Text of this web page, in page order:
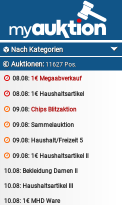
 Nach Kategorien
 Auktionen: 11627 Pos.
 08.08: 1€ Megaabverkauf
 08.08: 1€ Haushaltsartikel
 09.08: Chips Blitzaktion
 09.08: Sammelauktion
 09.08: Haushalt/Freizeit 5
 09.08: 1€ Haushaltsartikel II
10.08: Bekleidung Damen II
10.08: Haushaltsartikel III
10.08: 1€ MHD Ware